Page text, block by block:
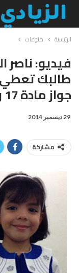
الرئيسية منوعات
فيديو: ناصر
طالبك
جواز مادة 17 وترسلها للعلاج
29 ديسمبر 2014
مشاركة